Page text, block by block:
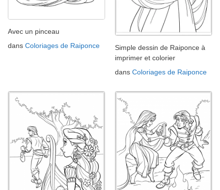
Avec un pinceau
dans Coloriages de Raiponce
Simple dessin de Raiponce à
imprimer et colorier
dans Coloriages de Raiponce